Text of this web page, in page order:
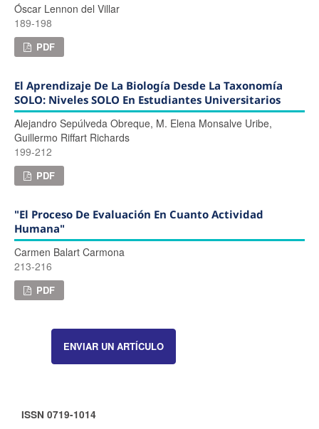
Óscar Lennon del Villar
189-198
PDF
El Aprendizaje De La Biología Desde La Taxonomía
SOLO: Niveles SOLO En Estudiantes Universitarios
Alejandro Sepúlveda Obreque, M. Elena Monsalve Uribe,
Guillermo Riffart Richards
199-212
PDF
"El Proceso De Evaluación En Cuanto Actividad
Humana"
Carmen Balart Carmona
213-216
PDF
ENVIAR UN ARTÍCULO
ISSN 0719-1014